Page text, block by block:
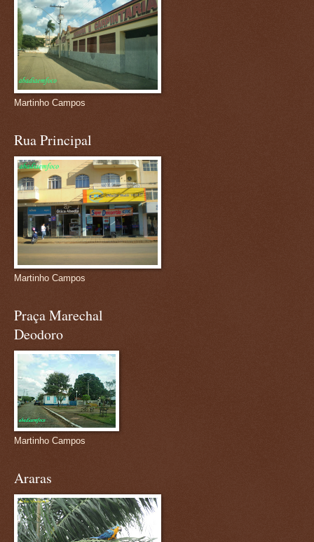
Martinho Campos
Rua Principal
Martinho Campos
Praça Marechal
Deodoro
Martinho Campos
Araras